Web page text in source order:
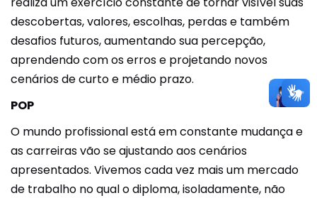
descobertas, valores, escolhas, perdas e também
desafios futuros, aumentando sua percepção,
aprendendo com os erros e projetando novos
cenários de curto e médio prazo.
POP
O mundo profissional está em constante mudança e
as carreiras vão se ajustando aos cenários
apresentados. Vivemos cada vez mais um mercado
de trabalho no qual o diploma, isoladamente, não